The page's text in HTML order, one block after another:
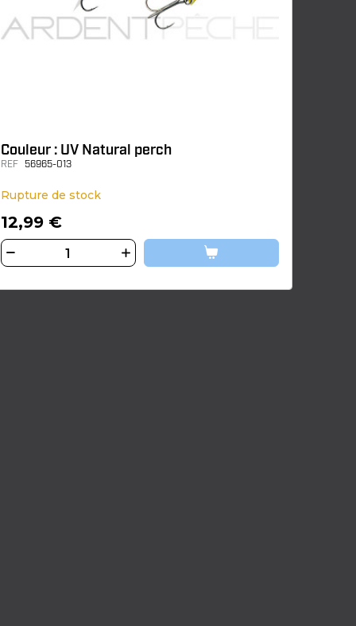
Couleur : UV Natural perch
REF 56965-013
Rupture de stock
12,99 €